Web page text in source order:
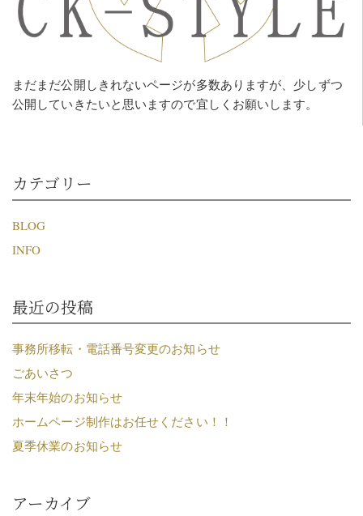
まだまだ公開しきれないページが多数ありますが、少しずつ
公開していきたいと思いますので宜しくお願いします。
カテゴリー
BLOG
INFO
最近の投稿
事務所移転・電話番号変更のお知らせ
ごあいさつ
年末年始のお知らせ
ホームページ制作はお任せください！！
夏季休業のお知らせ
アーカイブ